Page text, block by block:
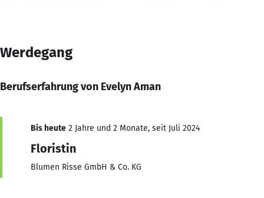
Werdegang
Berufserfahrung von Evelyn Aman
Bis heute 2 Jahre und 2 Monate, seit Juli 2024
Floristin
Blumen Risse GmbH & Co. KG